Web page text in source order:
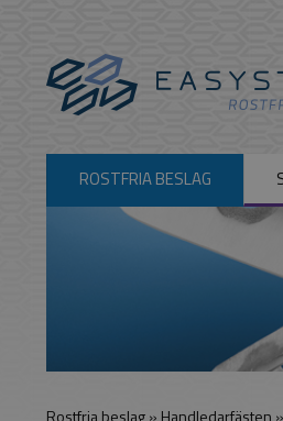
ROSTFRIA BESLAG
Rostfria beslag» Handledarfästen »